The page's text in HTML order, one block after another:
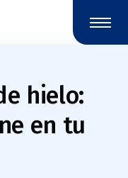
hielo:
en tu